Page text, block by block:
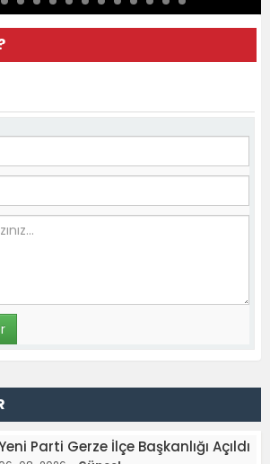
Parti Gerze İlçe Başkanlığı Açıldı